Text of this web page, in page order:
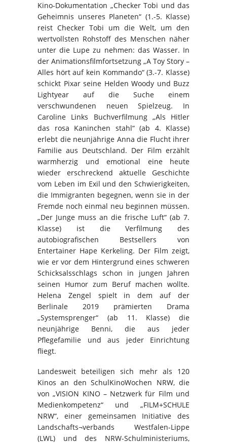
Kino-Dokumentation „Checker Tobi und das
Geheimnis unseres Planeten“ (1.-5. Klasse)
reist Checker Tobi um die Welt, um den
wertvollsten Rohstoff des Menschen näher
unter die Lupe zu nehmen: das Wasser. In
der Animationsfilmfortsetzung „A Toy Story –
Alles hört auf kein Kommando“ (3.-7. Klasse)
schickt Pixar seine Helden Woody und Buzz
Lightyear auf die Suche einem
verschwundenen neuen Spielzeug. In
Caroline Links Buchverfilmung „Als Hitler
das rosa Kaninchen stahl“ (ab 4. Klasse)
erlebt die neunjährige Anna die Flucht ihrer
Familie aus Deutschland. Der Film erzählt
warmherzig und emotional eine heute
wieder erschreckend aktuelle Geschichte
vom Leben im Exil und den Schwierigkeiten,
die Immigranten begegnen, wenn sie in der
Fremde noch einmal neu beginnen müssen.
„Der Junge muss an die frische Luft“ (ab 7.
Klasse) ist die Verfilmung des
autobiografischen Bestsellers von
Entertainer Hape Kerkeling. Der Film zeigt,
wie er vor dem Hintergrund eines schweren
Schicksalsschlags schon in jungen Jahren
seinen Humor zum Beruf machen wollte.
Helena Zengel spielt in dem auf der
Berlinale 2019 prämierten Drama
„Systemsprenger“ (ab 11. Klasse) die
neunjährige Benni, die aus jeder
Pflegefamilie und aus jeder Einrichtung
fliegt.
Landesweit beteiligen sich mehr als 120
Kinos an den SchulKinoWochen NRW, die
von „VISION KINO – Netzwerk für Film und
Medienkompetenz“ und „FILM+SCHULE
NRW“, einer gemeinsamen Initiative des
Landschafts¬verbands Westfalen-Lippe
(LWL) und des NRW-Schulministeriums,